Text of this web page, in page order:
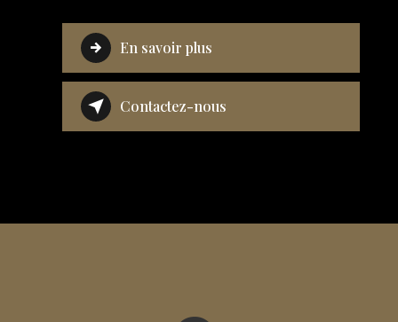
En savoir plus
Contactez-nous